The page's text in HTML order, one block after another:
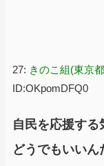
27: きのこ組(東京
ID:OKpomDFQ0
自民を応援する
どうでもいい